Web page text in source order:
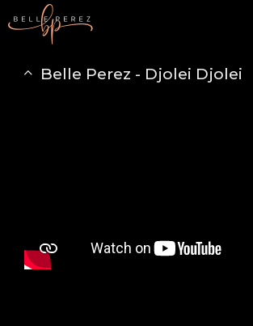
Belle Perez - Djolei Djolei